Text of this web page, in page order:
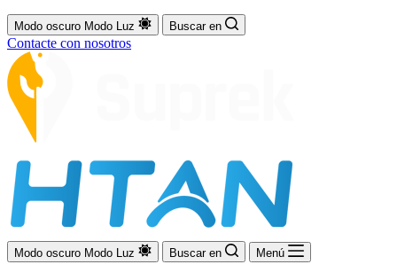
Modo oscuro Modo Luz Buscar en
Contacte con nosotros
Modo oscuro Modo Luz Buscar en Menú